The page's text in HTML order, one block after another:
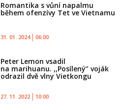
Romantika s vůní napalmu
během ofenzívy Tet ve Vietnamu
31. 01. 2024 06:00
Peter Lemon vsadil
na marihuanu. ,,Posílený” voják
odrazil dvě vlny Vietkongu
27. 11. 2022 10:00